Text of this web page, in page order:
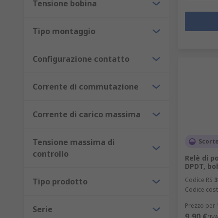
Tensione bobina
Tipo montaggio
Configurazione contatto
Corrente di commutazione
Corrente di carico massima
Tensione massima di
controllo
Tipo prodotto
Serie
Relè di
DPDT,
Codice RS
Codice
Prezzo per